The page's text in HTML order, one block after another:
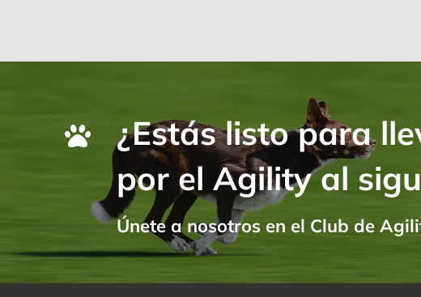
¿Estás listo para
por el Agility al
Únete a nosotros en el Club de